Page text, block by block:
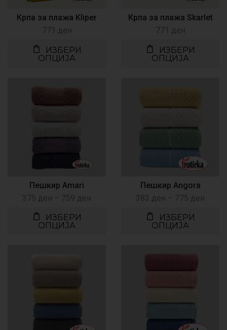
Крпа за плажа Kliper
771 ден
ИЗБЕРИ
ОПЦИЈА
Крпа за плажа Skarlet
771 ден
ИЗБЕРИ
ОПЦИЈА
Пешкир Amari
375 ден – 759 ден
ИЗБЕРИ
ОПЦИЈА
Пешкир Angora
383 ден – 775 ден
ИЗБЕРИ
ОПЦИЈА